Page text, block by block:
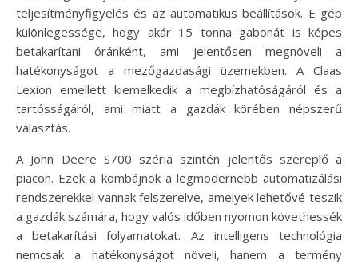
teljesítményfigyelés és az automatikus beállítások. E gép
különlegessége, hogy akár 15 tonna gabonát is képes
betakarítani óránként, ami jelentősen megnöveli a
hatékonyságot a mezőgazdasági üzemekben. A Claas
Lexion emellett kiemelkedik a megbízhatóságáról és a
tartósságáról, ami miatt a gazdák körében népszerű
választás.
A John Deere S700 széria szintén jelentős szereplő a
piacon. Ezek a kombájnok a legmodernebb automatizálási
rendszerekkel vannak felszerelve, amelyek lehetővé teszik
a gazdák számára, hogy valós időben nyomon követhessék
a betakarítási folyamatokat. Az intelligens technológia
nemcsak a hatékonyságot növeli, hanem a termény